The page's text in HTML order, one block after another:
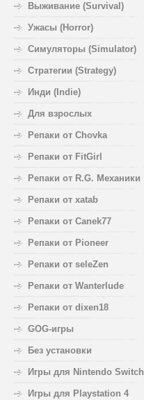
Выживание (Survival)
Ужасы (Horror)
Симуляторы (Simulator)
Стратегии (Strategy)
Инди (Indie)
Для взрослых
Репаки от Chovka
Репаки от FitGirl
Репаки от R.G. Механики
Репаки от xatab
Репаки от Canek77
Репаки от Pioneer
Репаки от seleZen
Репаки от Wanterlude
Репаки от dixen18
GOG-игры
Без установки
Игры для Nintendo Switch
Игры для Playstation 4